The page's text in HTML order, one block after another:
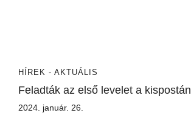
HÍREK - AKTUÁLIS
Feladták az első levelet a kispostán
2024. január. 26.